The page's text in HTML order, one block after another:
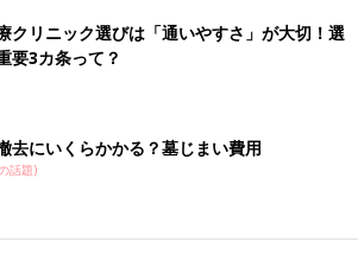
クリニック選びは「通いやすさ」が大切！選
要3カ条って？
去にいくらかかる？墓じまい費用
話題)